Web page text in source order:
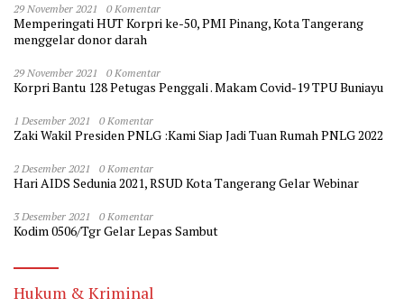
29 November 2021 0 Komentar
Memperingati HUT Korpri ke-50, PMI Pinang, Kota Tangerang
menggelar donor darah
29 November 2021 0 Komentar
Korpri Bantu 128 Petugas Penggali . Makam Covid-19 TPU Buniayu
1 Desember 2021 0 Komentar
Zaki Wakil Presiden PNLG :Kami Siap Jadi Tuan Rumah PNLG 2022
2 Desember 2021 0 Komentar
Hari AIDS Sedunia 2021, RSUD Kota Tangerang Gelar Webinar
3 Desember 2021 0 Komentar
Kodim 0506/Tgr Gelar Lepas Sambut
Hukum & Kriminal